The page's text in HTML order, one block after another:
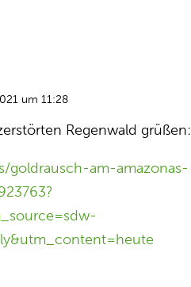
um 11:28
Regenwald grüßen:
goldrausch-am-amazonas-